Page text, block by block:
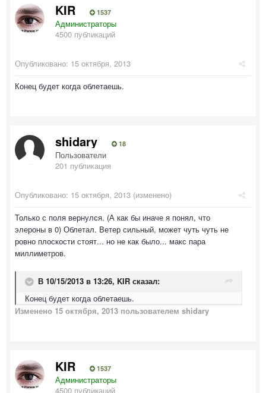
KIR 1537
Администраторы
4500 публикаций
Опубликовано: 15 октября, 2013
Конец будет когда облетаешь.
shidary 18
Пользователи
201 публикация
Опубликовано: 15 октября, 2013 (изменено)
Только с поля вернулся. (А как бы иначе я понял, что
элероны в 0) Облетал. Ветер сильный, может чуть чуть не
ровно плоскости стоят... но не как было... макс пара
миллиметров.
В 10/15/2013 в 13:26, KIR сказал:
Конец будет когда облетаешь.
Изменено 15 октября, 2013 пользователем shidary
KIR 1537
Администраторы
4500 публикаций